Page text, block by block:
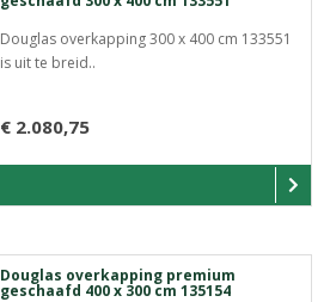
Douglas overkapping 300 x 400 cm 133551
is uit te breid..
€ 2.080,75
Douglas overkapping premium
geschaafd 400 x 300 cm 135154